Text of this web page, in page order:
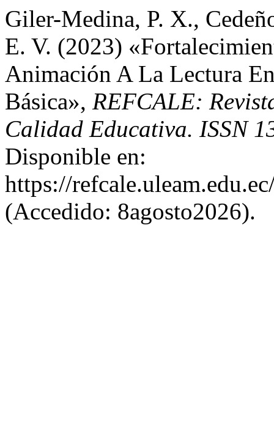
Giler-Medina, P. X.,
E. V. (2023)
Animación A La Lectura
Básica», REFCALE:
Calidad Educativa. ISSN
Disponible en:
https://
(Accedido: 8agosto2026).